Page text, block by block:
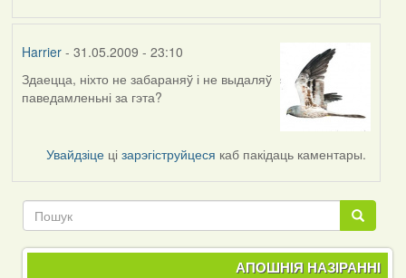
by
Harrier- 31.05.2009 - 23:10
In
reply
Raven
Здаецца, ніхто не забараняў і не выдаляў
паведамленьні за гэта?
Увайдзіце цізарэгіструйцеся каб пакідаць каментары.
Пошук
Пошук
АПОШНІЯ НАЗІРАННІ